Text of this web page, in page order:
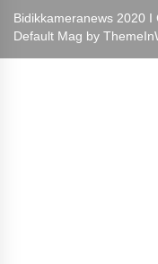
Bidikkameranews 2020
Default Mag by